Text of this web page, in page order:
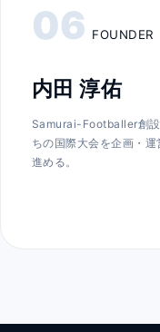
06 FOUNDER
内田 淳佑
Samurai-Footballer創
ちの国際大会を企画・
進める。